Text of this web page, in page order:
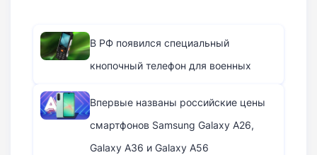
В РФ появился специальный
кнопочный телефон для военных
Впервые названы российские цены
смартфонов Samsung Galaxy A26,
Galaxy A36 и Galaxy A56